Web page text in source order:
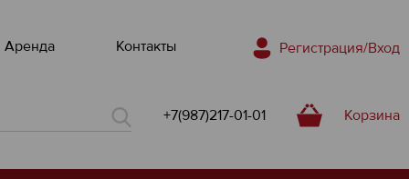
Аренда Контакты Регистрация/Вход
+7(987)217-01-01 Корзина